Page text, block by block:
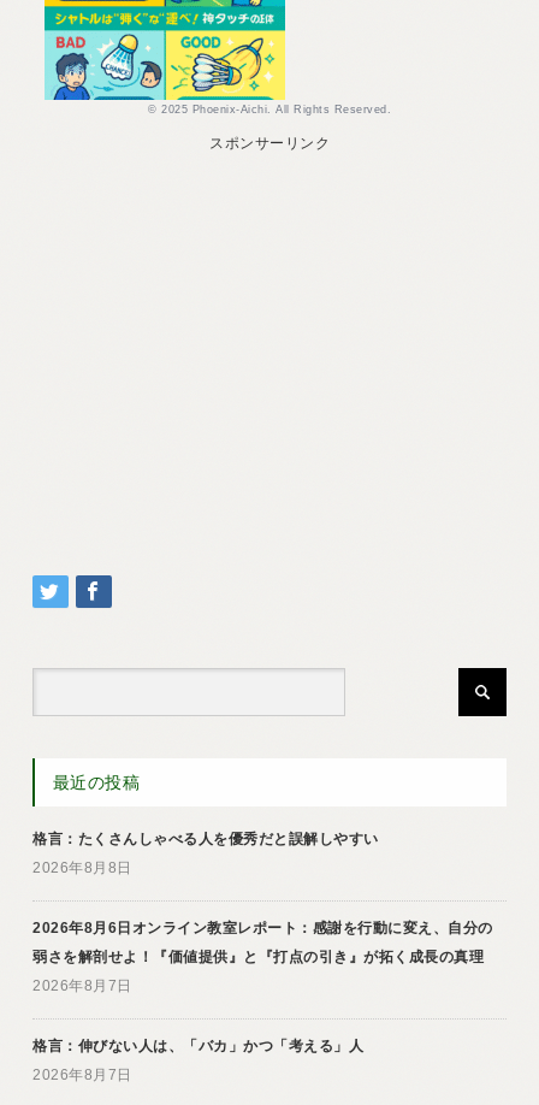
© 2025 Phoenix-Aichi. All Rights Reserved.
スポンサーリンク
最近の投稿
格言：たくさんしゃべる人を優秀だと誤解しやすい
2026年8月8日
2026年8月6日オンライン教室レポート：感謝を行動に変え、自分の
弱さを解剖せよ！『価値提供』と『打点の引き』が拓く成長の真理
2026年8月7日
格言：伸びない人は、「バカ」かつ「考える」人
2026年8月7日